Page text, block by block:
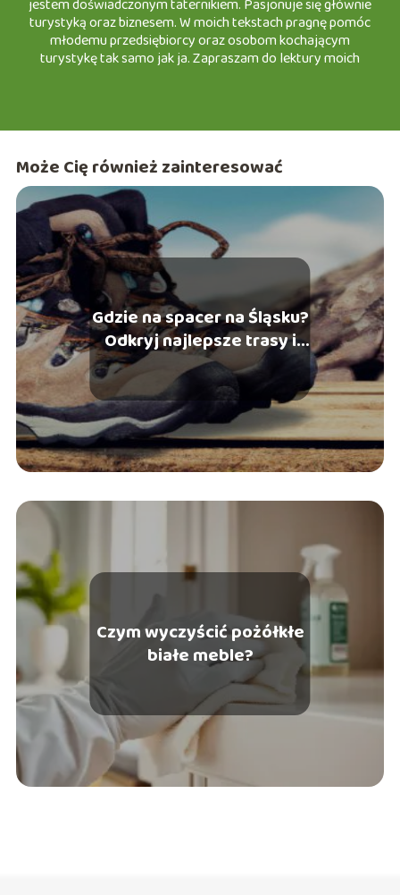
jestem doświadczonym taternikiem. Pasjonuje się głównie
turystyką oraz biznesem. W moich tekstach pragnę pomóc
młodemu przedsiębiorcy oraz osobom kochającym
turystykę tak samo jak ja. Zapraszam do lektury moich
Może Cię również zainteresować
Gdzie na spacer na Śląsku?
Odkryj najlepsze trasy i
miejsca
Czym wyczyścić pożółkłe
białe meble?